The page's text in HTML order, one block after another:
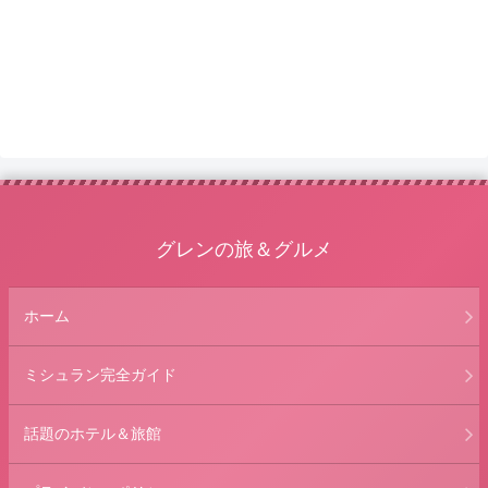
グレンの旅＆グルメ
ホーム
ミシュラン完全ガイド
話題のホテル＆旅館